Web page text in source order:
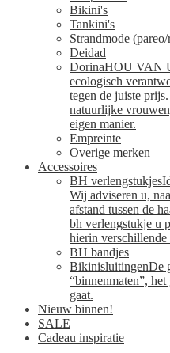
Bikini's
Tankini's
Strandmode
Deidad
DorinaHOU VAN
ecologisch
tegen de juiste
natuurlijke
eigen manier.
Empreinte
Overige merken
Accessoires
BH verlengstukjes
Wij adviseren u,
afstand tussen de
bh verlengstukje u
hierin verschillende
BH bandjes
BikinisluitingenDe
“binnenmaten”,
gaat.
Nieuw binnen!
SALE
Cadeau inspiratie